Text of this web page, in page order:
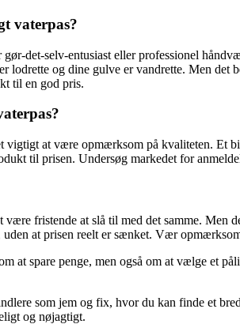
vaterpas?
det-selv-entusiast eller professionel
lodrette og dine gulve er vandrette. Men
til en god pris.
vigtigt at være opmærksom på kvaliteten. Et
til prisen. Undersøg markedet for
være fristende at slå til med det samme.
at prisen reelt er sænket. Vær
at spare penge, men også om at vælge et
som jem og fix, hvor du kan finde et
og nøjagtigt.